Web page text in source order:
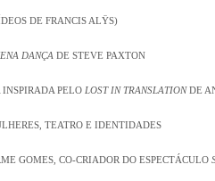
DE FRANCIS ALŸS)
DANÇA DE STEVE PAXTON
PELO LOST IN TRANSLATIONDE
TEATRO E IDENTIDADES
GOMES, CO-CRIADOR DO ESPECTÁCULO